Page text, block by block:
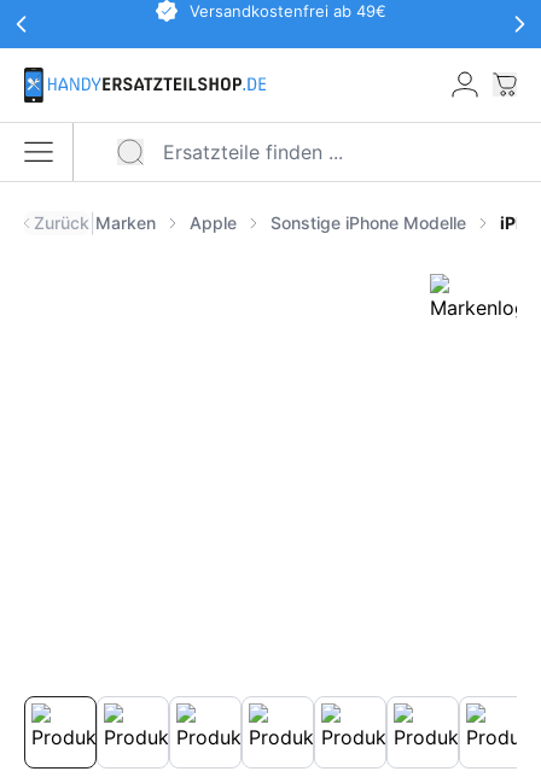
Zum Hauptinhalt springen
Werbeaktionen KopfzeileVersandkostenfrei ab 49€
Menü öffnen
Zurück Marken Apple Sonstige iPhone Modelle